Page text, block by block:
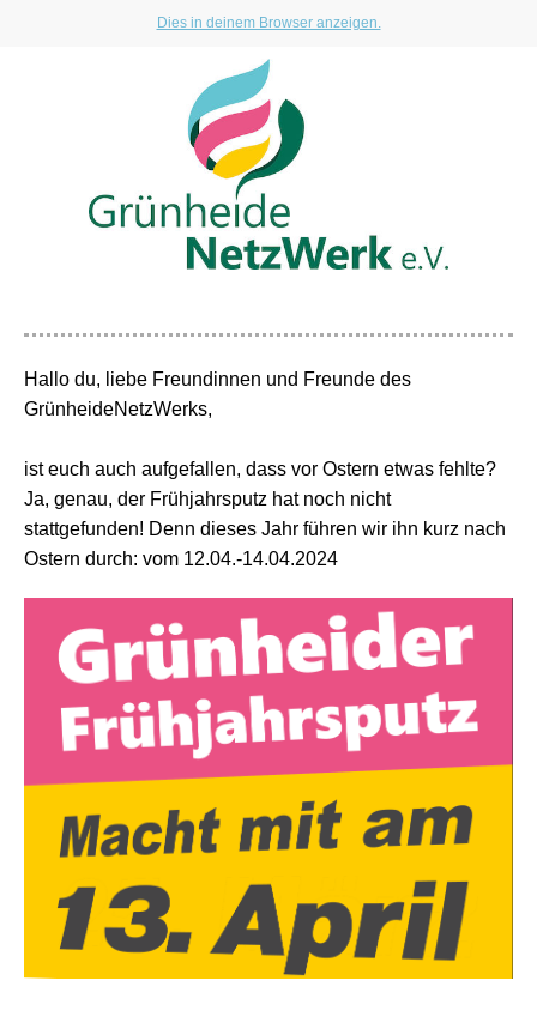
Dies in deinem Browser anzeigen.
Hallo du, l iebe Freundinnen und Freunde des
GrünheideNetzWerks,
ist euch auch aufgefallen, dass vor Ostern etwas fehlte?
Ja, genau, der Frühjahrsputz hat noch nicht
stattgefunden! Denn dieses Jahr führen wir ihn kurz nach
Ostern durch: vom 12.04.-14.04.2024